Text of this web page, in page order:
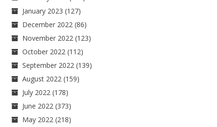
January 2023 (127)
December 2022 (86)
November 2022 (123)
October 2022 (112)
September 2022 (139)
August 2022 (159)
July 2022 (178)
June 2022 (373)
May 2022 (218)